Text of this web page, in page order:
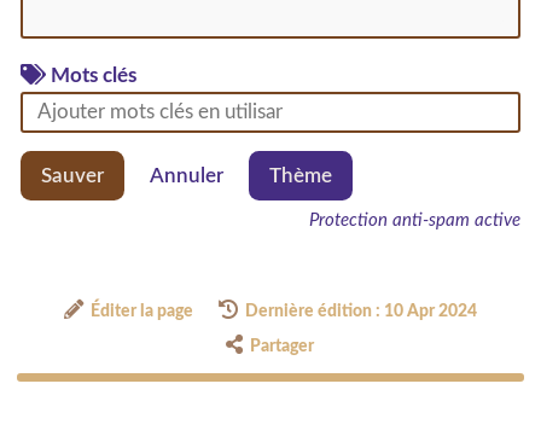
Mots clés
Sauver Annuler Thème
Protection anti-spam active
Éditer la page Dernière édition : 10 Apr 2024
Partager